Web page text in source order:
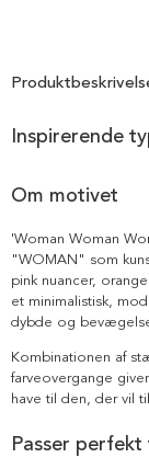
Inspirerende
Om motivet
'Woman Woman
"WOMAN" som
pink nuancer,
et minimalistisk,
dybde og
Kombinationen af
farveovergange
have til den, der vil
Passer